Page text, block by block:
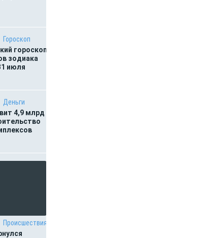
Гороскоп
гороскоп
зодиака
июля
Деньги
4,9 млрд
Происшествия